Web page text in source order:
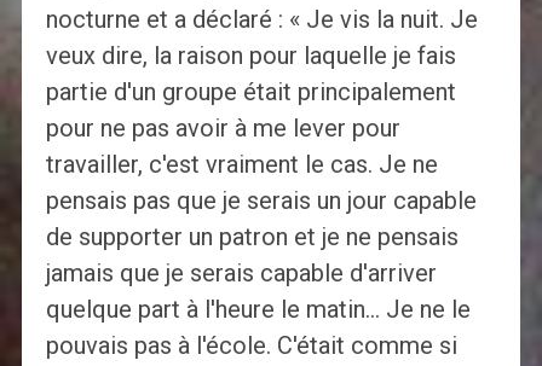
nocturne et a déclaré : « Je vis la nuit. Je
veux dire, la raison pour laquelle je fais
partie d'un groupe était principalement
pour ne pas avoir à me lever pour
travailler, c'est vraiment le cas. Je ne
pensais pas que je serais un jour capable
de supporter un patron et je ne pensais
jamais que je serais capable d'arriver
quelque part à l'heure le matin… Je ne le
pouvais pas à l'école. C'était comme si